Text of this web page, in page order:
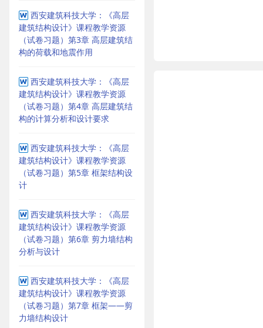
西安建筑科技大学：《高层
建筑结构设计》课程教学资源
（试卷习题）第3章 高层建筑结
构的荷载和地震作用
西安建筑科技大学：《高层
建筑结构设计》课程教学资源
（试卷习题）第4章 高层建筑结
构的计算分析和设计要求
西安建筑科技大学：《高层
建筑结构设计》课程教学资源
（试卷习题）第5章 框架结构设
计
西安建筑科技大学：《高层
建筑结构设计》课程教学资源
（试卷习题）第6章 剪力墙结构
分析与设计
西安建筑科技大学：《高层
建筑结构设计》课程教学资源
（试卷习题）第7章 框架——剪
力墙结构设计